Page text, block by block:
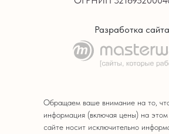
Обращаем ваше внимание на то,
информация (включая цены) на
сайте носит исключительно
Разработка сайта